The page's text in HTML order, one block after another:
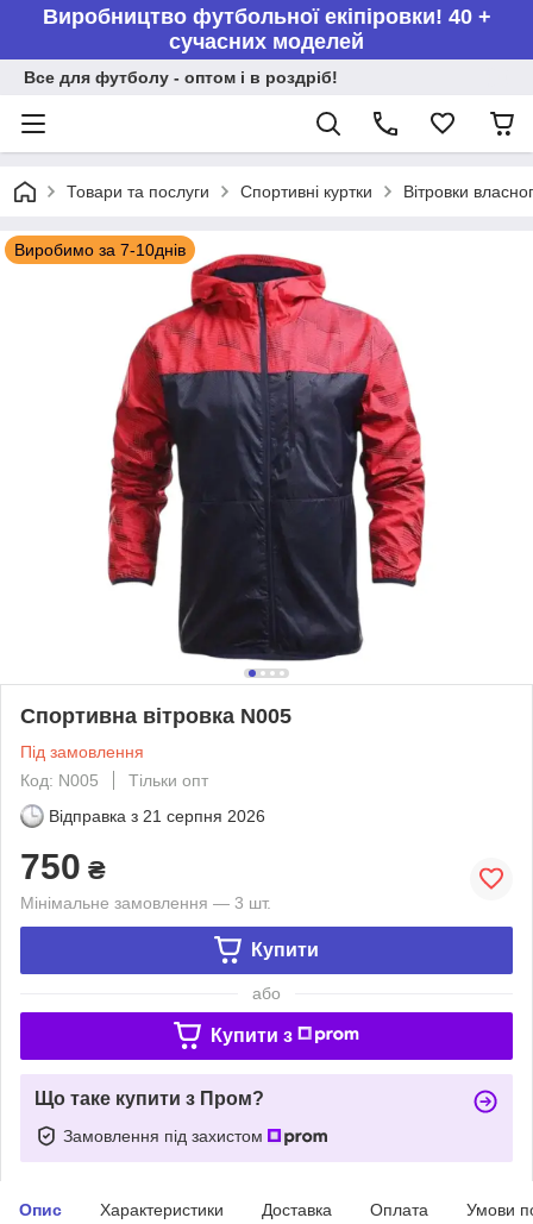
Виробництво футбольної екіпіровки! 40 +
сучасних моделей
Все для футболу - оптом і в роздріб!
Товари та послуги Спортивні куртки Вітровки
Виробимо за 7-10днів
Спортивна вітровка N005
Під замовлення
Код: N005
Тільки опт
Відправка з 21 серпня 2026
750 ₴
Мінімальне замовлення — 3 шт.
Купити
або
Купити з
Що таке купити з Пром?
Замовлення під захистом
Опис Характеристики Доставка Оплата Умови